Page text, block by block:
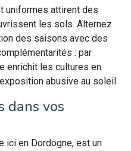
uniformes attirent des
les sols. Alternez
des saisons avec des
: par
enrichit les cultures en
abusive au soleil.
dans vos
ici en Dordogne, est un